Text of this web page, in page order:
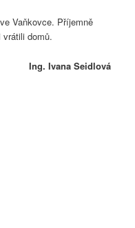
Vaňkovce. Příjemně
domů.
Ing. Ivana Seidlová